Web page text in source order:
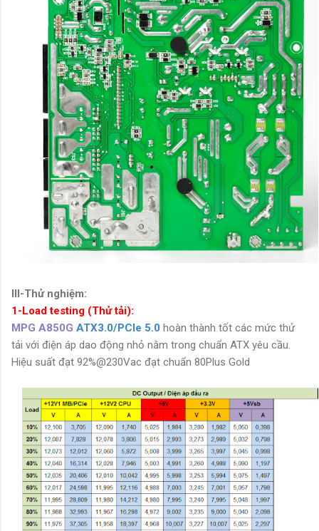
III-Thử nghiệm:
1-Load testing (Thử tải):
MPG A850G ATX3.0/PCIe 5.0 hoàn thành tốt các mức thử
tải với điện áp dao động nhỏ nằm trong chuẩn ATX yêu cầu.
Hiệu suất đạt 92%@230Vac đạt chuẩn 80Plus Gold